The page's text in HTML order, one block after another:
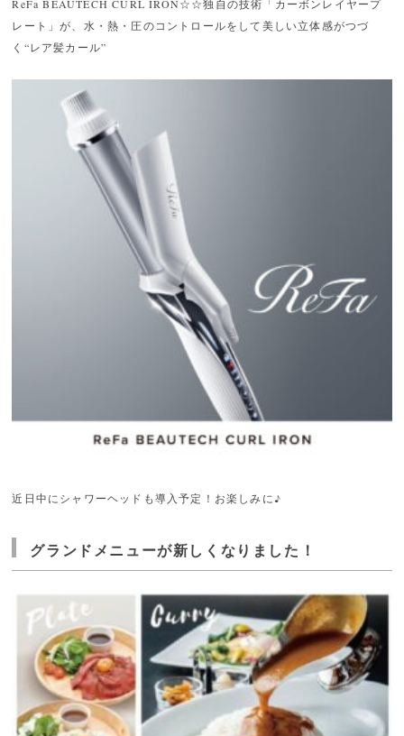
ReFa BEAUTECH CURL IRON☆☆独自の技術「カーボンレイヤープ
レート」が、水・熱・圧のコントロールをして美しい立体感がつづ
く“レア髪カール”
近日中にシャワーヘッドも導入予定！お楽しみに♪
グランドメニューが新しくなりました！